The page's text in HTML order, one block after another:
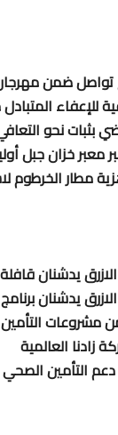
تواصل ضمن
للإعفاء
بثبات نحو
معبر خزان جبل
مطار الخرطوم
يدشنان
يدشنان
مشروعات
زادنا العالمية
دعم التأمين